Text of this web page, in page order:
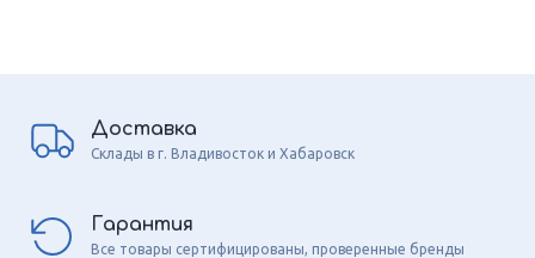
Доставка
Склады в г. Владивосток и Хабаровск
Гарантия
Все товары сертифицированы, проверенные бренды